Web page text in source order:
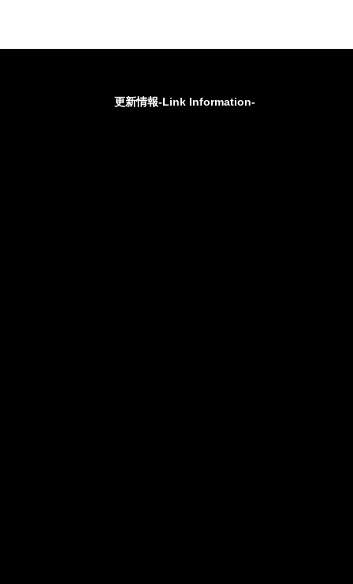
更新情報-Link Information-